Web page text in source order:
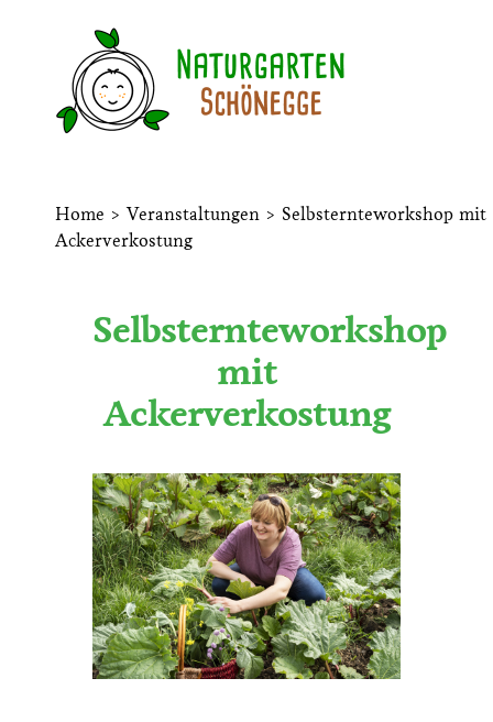
Home >Veranstaltungen > Selbsternteworkshop mit
Ackerverkostung
Selbsternteworkshop
mit
Ackerverkostung